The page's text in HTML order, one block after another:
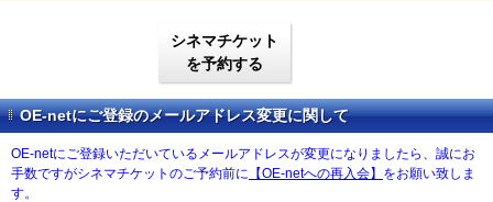
シネマチケット
を予約する
OE-netにご登録のメールアドレス変更に関して
OE-netにご登録いただいているメールアドレスが変更になりましたら、誠にお
手数ですがシネマチケットのご予約前に 【OE-netへの再入会】 をお願い致しま
す。